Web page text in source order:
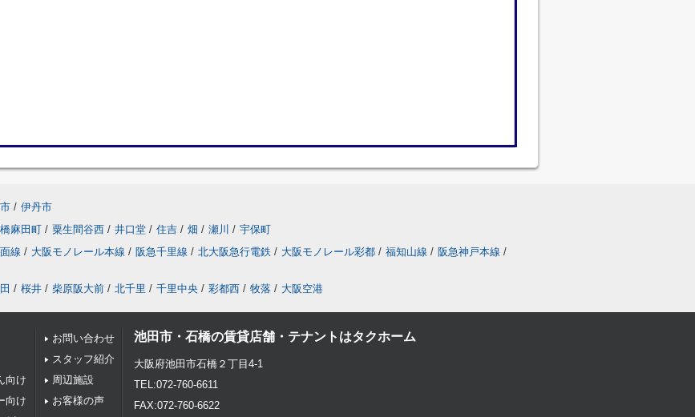
/ 伊丹市
麻田町 / 粟生間谷西 / 井口堂 / 住吉 / 畑 / 瀬川 / 宇保町
線 / 大阪モノレール本線 / 阪急千里線 / 北大阪急行電鉄 / 大阪モノレール彩都 / 福知山線 / 阪急神戸本線 /
/ 桜井 / 柴原阪大前 / 北千里 / 千里中央 / 彩都西 / 牧落 / 大阪空港
向け
向け
お問い合わせ
スタッフ紹介
周辺施設
お客様の声
池田市・石橋の賃貸店舗・テナントはタクホーム
大阪府池田市石橋２丁目4-1
TEL:072-760-6611
FAX:072-760-6622